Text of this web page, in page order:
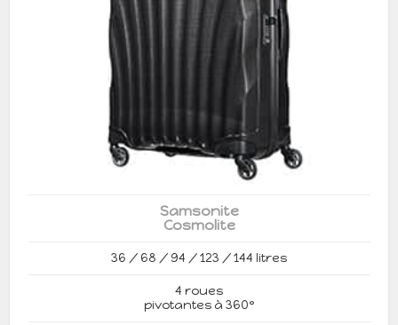
Samsonite
Cosmolite
36 / 68 / 94 / 123 / 144 litres
4 roues
pivotantes à 360°